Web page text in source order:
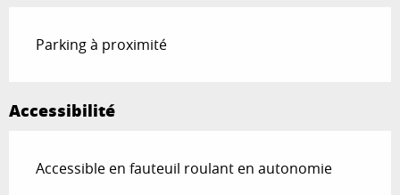
Parking à proximité
Accessibilité
Accessible en fauteuil roulant en autonomie